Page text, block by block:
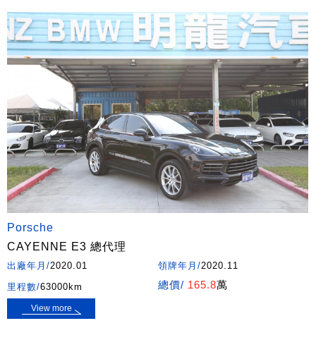
Porsche
CAYENNE E3 總代理
出廠年月/2020.01 領牌年月/2020.11
里程數/63000km 總價/ 165.8萬
View more